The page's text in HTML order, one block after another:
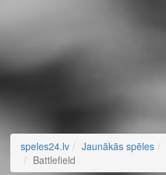
speles24.lv Jaunākās spēles
Battlefield